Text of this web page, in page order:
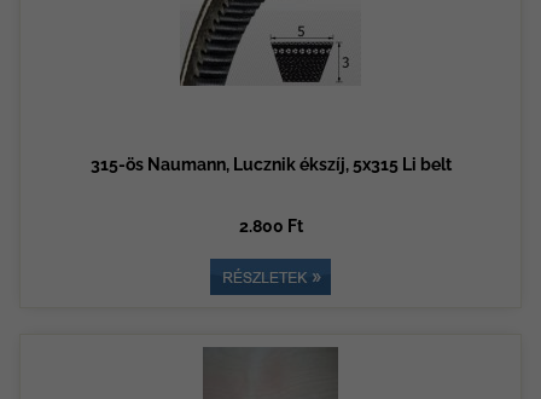
315-ös Naumann, Lucznik ékszíj, 5x315 Li belt
2.800 Ft